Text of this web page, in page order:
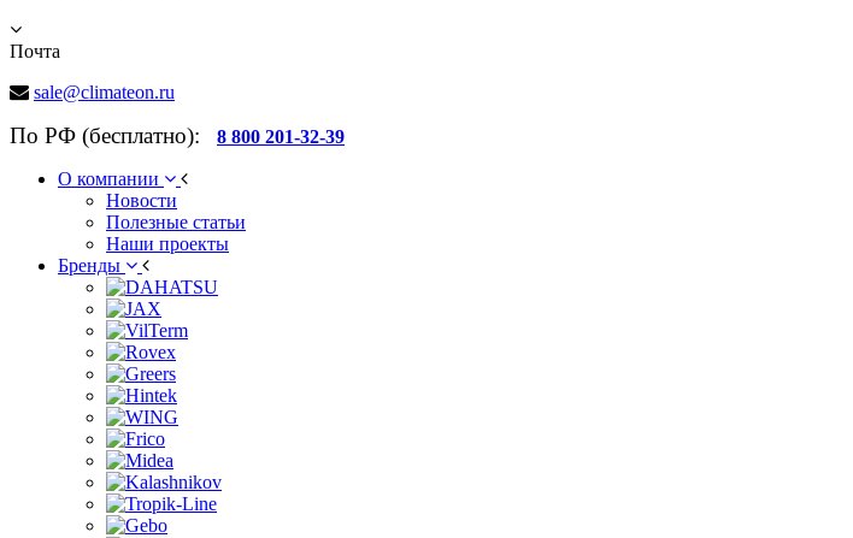
Почта
sale@climateon.ru
По РФ (бесплатно): 8 800 201-32-39
О компании
Новости
Полезные статьи
Наши проекты
Бренды